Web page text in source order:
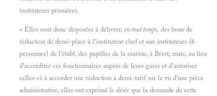
instituteurs primaires.
« Elles sont donc disposées à délivrer, en tout temps, des bons de
réduction de demi-place à l'instituteur chef et aux instituteurs (6
personnes) de l'établ. des pupilles de la marine, à Brest; mais, au lieu
d'accréditer ces fonctionnaires auprès de leurs gares et d'autoriser
celles-ci à accorder une réduction à demi-tarif sur le vu d'une pièce
administrative, elles ont exprimé le désir que la demande de cette